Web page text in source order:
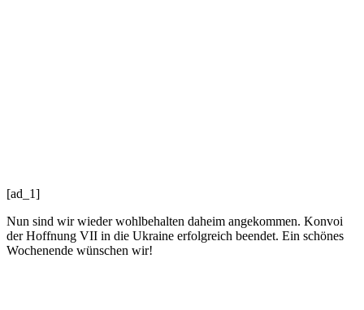
[ad_1]
Nun sind wir wieder wohlbehalten daheim angekommen. Konvoi
der Hoffnung VII in die Ukraine erfolgreich beendet. Ein schönes
Wochenende wünschen wir!